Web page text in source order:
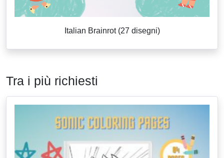
Italian Brainrot (27 disegni)
Tra i più richiesti